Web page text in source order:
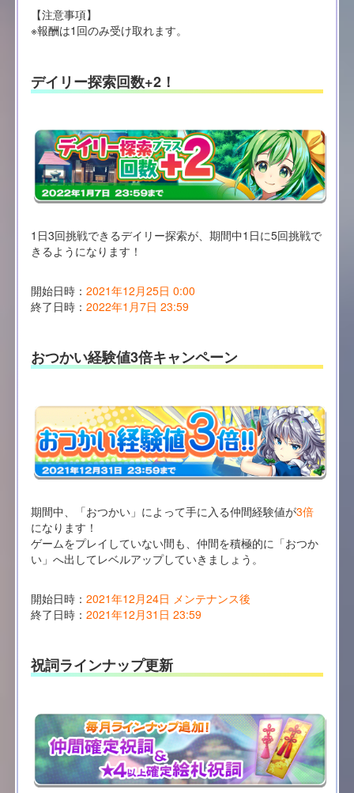
【注意事項】
※報酬は1回のみ受け取れます。
デイリー探索回数+2！
1日3回挑戦できるデイリー探索が、期間中1日に5回挑戦で
きるようになります！
開始日時： 2021年12月25日 0:00
終了日時： 2022年1月7日 23:59
おつかい経験値3倍キャンペーン
期間中、「おつかい」によって手に入る仲間経験値が3倍
になります！
ゲームをプレイしていない間も、仲間を積極的に「おつか
い」へ出してレベルアップしていきましょう。
開始日時： 2021年12月24日 メンテナンス後
終了日時： 2021年12月31日 23:59
祝詞ラインナップ更新